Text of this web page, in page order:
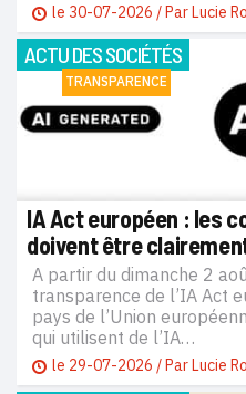
le 30-07-2026 / ParLucie
ACTU DES SOCIÉTÉS
TRANSPARENCE
IA Act européen : les
doivent être
A partir du dimanche 2
transparence de l’IA Act
pays de l’Union
qui utilisent de l’IA…
le 29-07-2026 / ParLucie